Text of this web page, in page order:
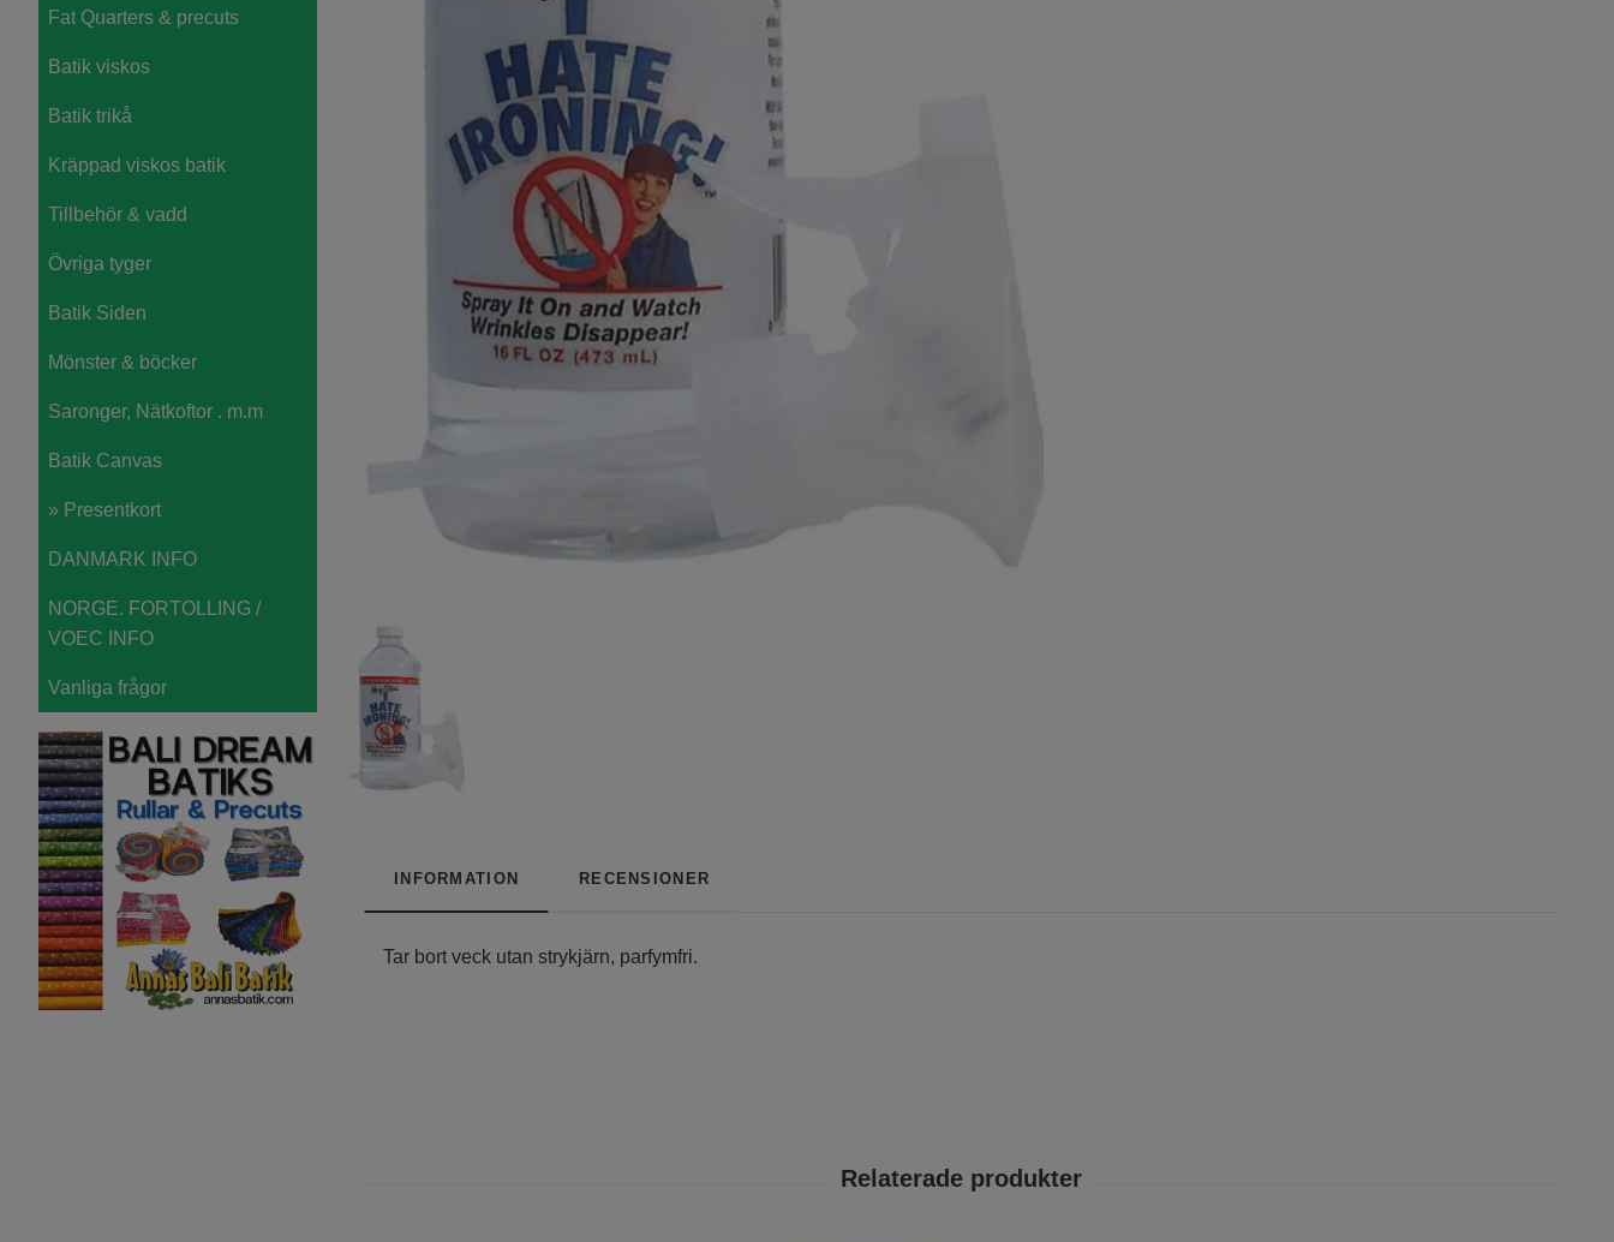
Fat Quarters & precuts
Batik viskos
Batik trikå
Kräppad viskos batik
Tillbehör & vadd
Övriga tyger
Batik Siden
Mönster & böcker
Saronger, Nätkoftor . m.m
Batik Canvas
» Presentkort
DANMARK INFO
NORGE. FORTOLLING /
VOEC INFO
Vanliga frågor
INFORMATION RECENSIONER
Tar bort veck utan strykjärn, parfymfri.